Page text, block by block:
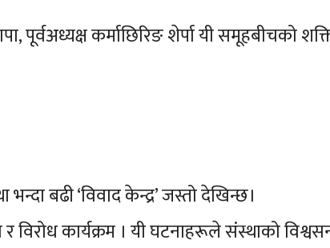
पूर्वअध्यक्ष कर्माछिरिङ शेर्पा यी समूहबीचको
बढी ‘विवाद केन्द्र’ जस्तो देखिन्छ।
कार्यक्रम । यी घटनाहरूले संस्थाको